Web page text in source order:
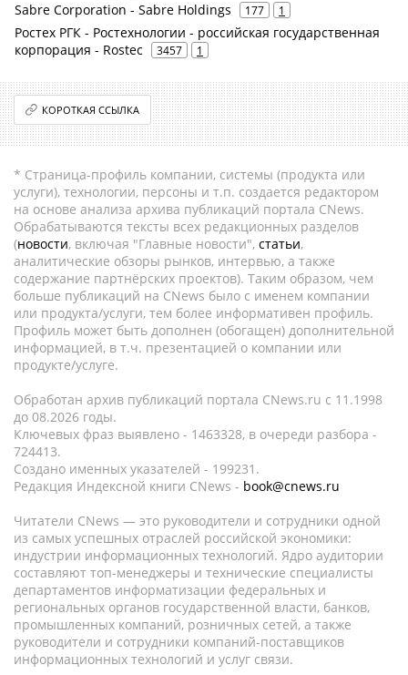
Sabre Corporation - Sabre Holdings 177 1
Ростех РГК - Ростехнологии - российская государственная
корпорация - Rostec
3457 1
КОРОТКАЯ ССЫЛКА
* Страница-профиль компании, системы (продукта или
услуги), технологии, персоны и т.п. создается редактором
на основе анализа архива публикаций портала CNews.
Обрабатываются тексты всех редакционных разделов
(новости, включая "Главные новости", статьи,
аналитические обзоры рынков, интервью, а также
содержание партнёрских проектов). Таким образом, чем
больше публикаций на CNews было с именем компании
или продукта/услуги, тем более информативен профиль.
Профиль может быть дополнен (обогащен) дополнительной
информацией, в т.ч. презентацией о компании или
продукте/услуге.
Обработан архив публикаций портала CNews.ru c 11.1998
до 08.2026 годы.
Ключевых фраз выявлено - 1463328, в очереди разбора -
724413.
Создано именных указателей - 199231.
Редакция Индексной книги CNews - book@cnews.ru
Читатели CNews — это руководители и сотрудники одной
из самых успешных отраслей российской экономики:
индустрии информационных технологий. Ядро аудитории
составляют топ-менеджеры и технические специалисты
департаментов информатизации федеральных и
региональных органов государственной власти, банков,
промышленных компаний, розничных сетей, а также
руководители и сотрудники компаний-поставщиков
информационных технологий и услуг связи.